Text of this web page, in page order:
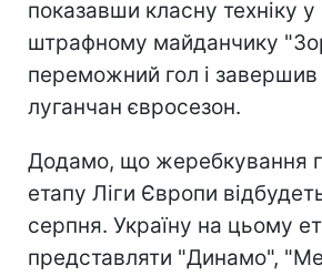
показавши класну техніку у
штрафному майданчику
переможний гол і завершив
луганчан євросезон.
Додамо, що жеребкування
етапу Ліги Європи
серпня. Україну на цьому
представляти "Динамо",